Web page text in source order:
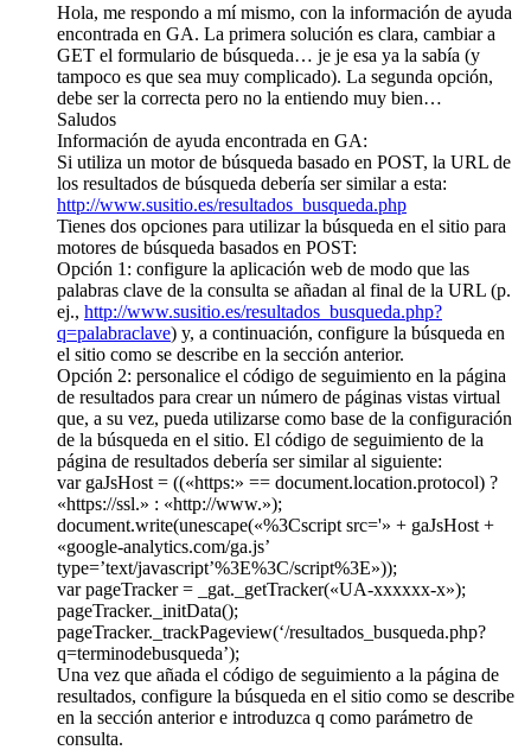
Hola, me respondo a mí mismo, con la información de ayuda
encontrada en GA. La primera solución es clara, cambiar a
GET el formulario de búsqueda… je je esa ya la sabía (y
tampoco es que sea muy complicado). La segunda opción,
debe ser la correcta pero no la entiendo muy bien…
Saludos
Información de ayuda encontrada en GA:
Si utiliza un motor de búsqueda basado en POST, la URL de
los resultados de búsqueda debería ser similar a esta:
http://www.susitio.es/resultados_busqueda.php
Tienes dos opciones para utilizar la búsqueda en el sitio para
motores de búsqueda basados en POST:
Opción 1: configure la aplicación web de modo que las
palabras clave de la consulta se añadan al final de la URL (p.
ej., http://www.susitio.es/resultados_busqueda.php?
q=palabraclave) y, a continuación, configure la búsqueda en
el sitio como se describe en la sección anterior.
Opción 2: personalice el código de seguimiento en la página
de resultados para crear un número de páginas vistas virtual
que, a su vez, pueda utilizarse como base de la configuración
de la búsqueda en el sitio. El código de seguimiento de la
página de resultados debería ser similar al siguiente:
var gaJsHost = ((«https:» == document.location.protocol) ?
«https://ssl.» : «http://www.»);
document.write(unescape(«%3Cscript src='» + gaJsHost +
«google-analytics.com/ga.js’
type=’text/javascript’%3E%3C/script%3E»));
var pageTracker = _gat._getTracker(«UA-xxxxxx-x»);
pageTracker._initData();
pageTracker._trackPageview(‘/resultados_busqueda.php?
q=terminodebusqueda’);
Una vez que añada el código de seguimiento a la página de
resultados, configure la búsqueda en el sitio como se describe
en la sección anterior e introduzca q como parámetro de
consulta.